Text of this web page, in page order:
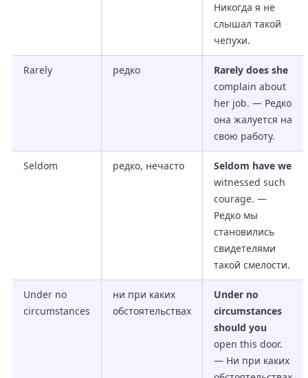
Никогда я не
слышал такой
чепухи.
Rarely редко
Rarely does she
complain about
her job. — Редко
она жалуется на
свою работу.
Seldom редко, нечасто
Seldom have we
witnessed such
courage. —
Редко мы
становились
свидетелями
такой смелости.
Under no
circumstances
ни при каких
обстоятельствах
Under no
circumstances
should you
open this door.
— Ни при каких